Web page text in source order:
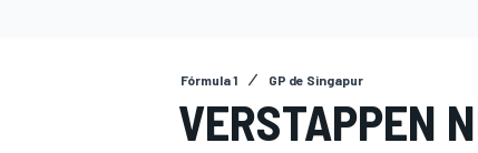
Fórmula 1 GP de Singapur
VERSTAPPEN